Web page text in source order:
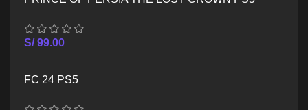
S/99.00
FC 24 PS5